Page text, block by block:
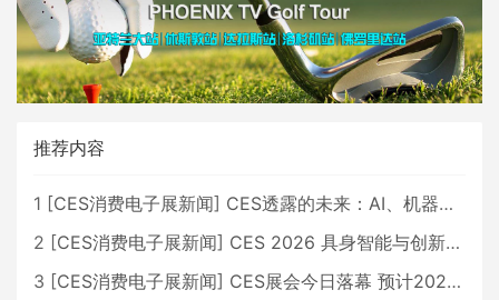
推荐内容
1 [CES消费电子展新闻] CES透露的未来：AI、机器人与智能生活大爆发
2 [CES消费电子展新闻] CES 2026 具身智能与创新领域 中国公司大放异彩
3 [CES消费电子展新闻] CES展会今日落幕 预计2026行业收入将超五千亿美元